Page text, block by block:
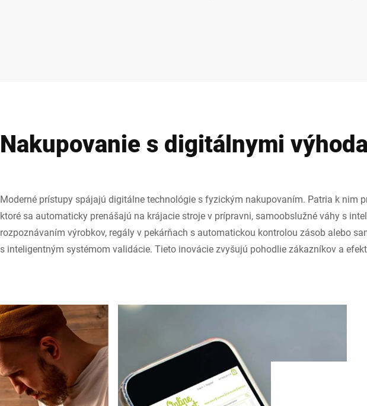
Nakupovanie s digitálnymi
Moderné prístupy spájajú digitálne technológie s fyzickým nakupovaním. Patria k nim
ktoré sa automaticky prenášajú na krájacie stroje v prípravni, samoobslužné váhy s
rozpoznávaním výrobkov, regály v pekárňach s automatickou kontrolou zásob alebo
s inteligentným systémom validácie. Tieto inovácie zvyšujú pohodlie zákazníkov a